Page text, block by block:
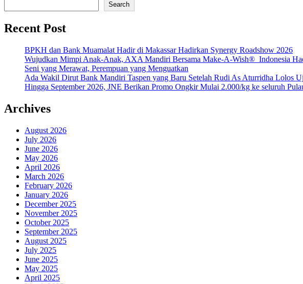
Search
Recent Post
BPKH dan Bank Muamalat Hadir di Makassar Hadirkan Synergy Roadshow 2026
Wujudkan Mimpi Anak-Anak, AXA Mandiri Bersama Make-A-Wish® Indonesia
Seni yang Merawat, Perempuan yang Menguatkan
Ada Wakil Dirut Bank Mandiri Taspen yang Baru Setelah Rudi As Aturridha Lolos
Hingga September 2026, JNE Berikan Promo Ongkir Mulai 2.000/kg ke seluruh
Archives
August 2026
July 2026
June 2026
May 2026
April 2026
March 2026
February 2026
January 2026
December 2025
November 2025
October 2025
September 2025
August 2025
July 2025
June 2025
May 2025
April 2025